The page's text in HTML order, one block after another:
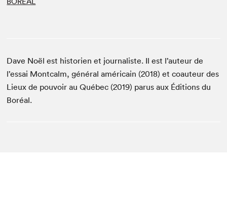
Dave Noël est historien et journaliste. Il est l’auteur de
l’essai Montcalm, général américain (2018) et coauteur des
Lieux de pouvoir au Québec (2019) parus aux Éditions du
Boréal.